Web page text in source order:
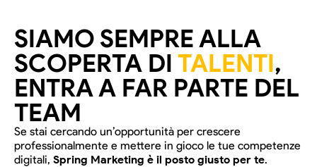
SIAMO SEMPRE ALLA
SCOPERTA DI TALENTI,
ENTRA A FAR PARTE DEL
TEAM
Se stai cercando un’opportunità per crescere
professionalmente e mettere in gioco le tue competenze
digitali, Spring Marketing è il posto giusto per te.